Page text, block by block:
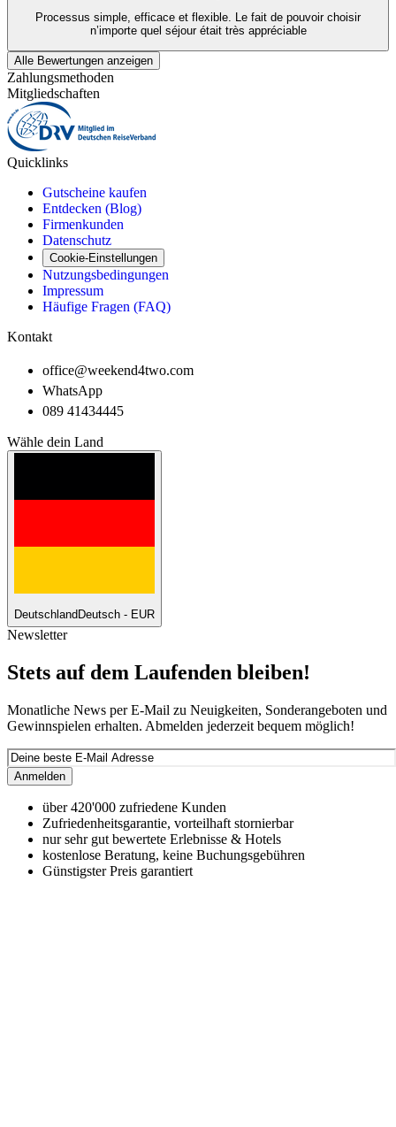
Processus simple, efficace et flexible. Le fait de pouvoir choisir
n’importe quel séjour était très appréciable
Alle Bewertungen anzeigen
Zahlungsmethoden
Mitgliedschaften
Quicklinks
Gutscheine kaufen
Entdecken (Blog)
Firmenkunden
Datenschutz
Cookie-Einstellungen
Nutzungsbedingungen
Impressum
Häufige Fragen (FAQ)
Kontakt
office@weekend4two.com
WhatsApp
089 41434445
Wähle dein Land
Deutschland Deutsch - EUR
Newsletter
Stets auf dem Laufenden bleiben!
Monatliche News per E-Mail zu Neuigkeiten, Sonderangeboten und
Gewinnspielen erhalten. Abmelden jederzeit bequem möglich!
Anmelden
über 420'000 zufriedene Kunden
Zufriedenheitsgarantie, vorteilhaft stornierbar
nur sehr gut bewertete Erlebnisse & Hotels
kostenlose Beratung, keine Buchungsgebühren
Günstigster Preis garantiert